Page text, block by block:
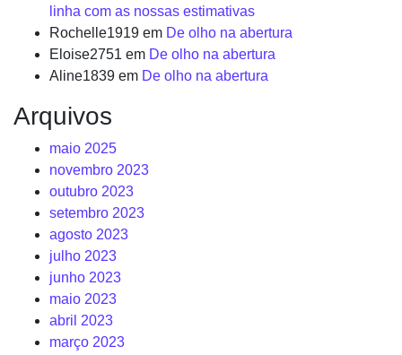
linha com as nossas estimativas
Rochelle1919 em De olho na abertura
Eloise2751 em De olho na abertura
Aline1839 em De olho na abertura
Arquivos
maio 2025
novembro 2023
outubro 2023
setembro 2023
agosto 2023
julho 2023
junho 2023
maio 2023
abril 2023
março 2023